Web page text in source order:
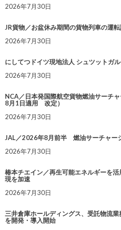
2026年7月30日
JR貨物／お盆休み期間の貨物列車の運
2026年7月30日
にしてつドイツ現地法人 シュツットガ
2026年7月30日
NCA／日本発国際航空貨物燃油サーチ
8月1日適用 改定）
2026年7月30日
JAL／2026年8月前半 燃油サーチャー
2026年7月30日
椿本チエイン／再生可能エネルギーを
現を加速
2026年7月30日
三井倉庫ホールディングス、受託物流業
を開発・導入開始